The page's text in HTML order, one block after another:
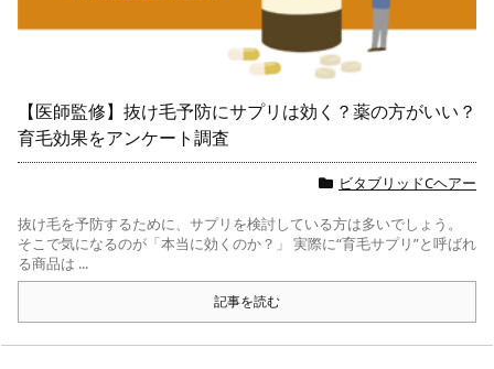
【医師監修】抜け毛予防にサプリは効く？薬の方がいい？
育毛効果をアンケート調査
ビタブリッドCヘアー
抜け毛を予防するために、サプリを検討している方は多いでしょう。
そこで気になるのが「本当に効くのか？」 実際に“育毛サプリ”と呼ばれ
る商品は ...
記事を読む